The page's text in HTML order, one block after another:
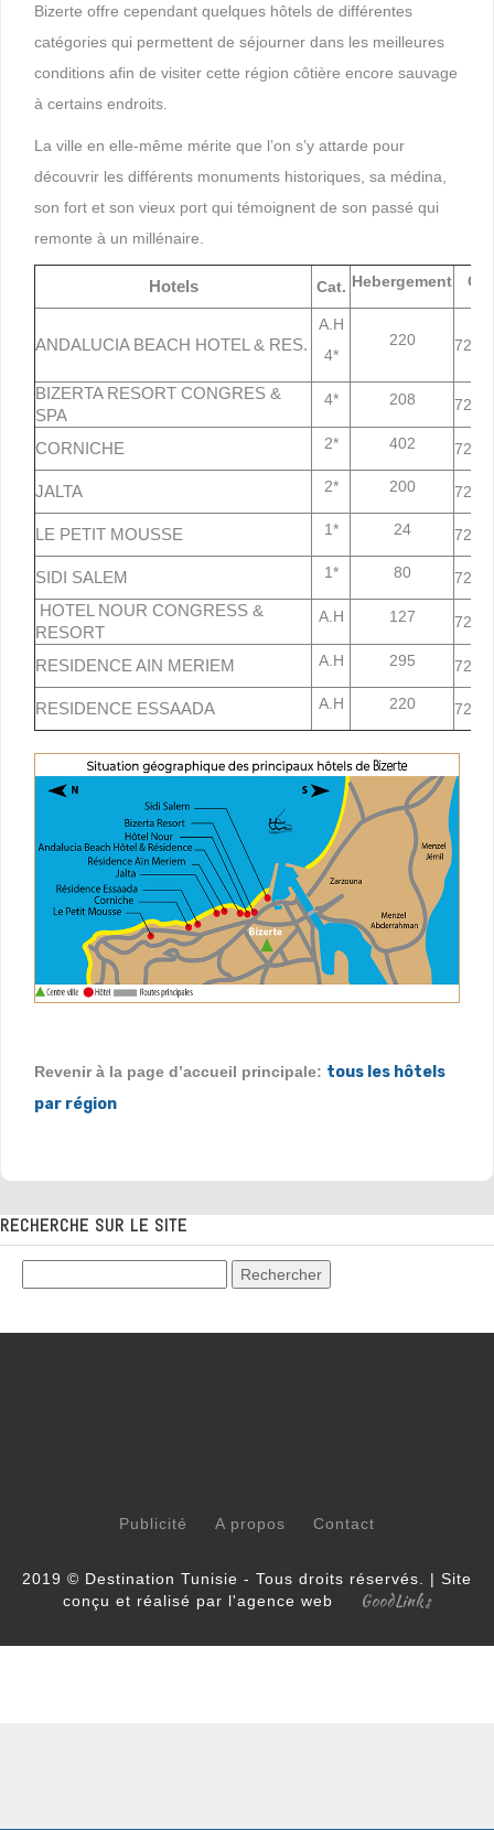
Bizerte offre cependant quelques hôtels de différentes
catégories qui permettent de séjourner dans les meilleures
conditions afin de visiter cette région côtière encore sauvage
à certains endroits.
La ville en elle-même mérite que l’on s’y attarde pour
découvrir les différents monuments historiques, sa médina,
son fort et son vieux port qui témoignent de son passé qui
remonte à un millénaire.
Hotels Cat. Hebergement
ANDALUCIA BEACH HOTEL & RES.
A.H
4*
220 72
BIZERTA RESORT CONGRES &
SPA
4* 208 72
CORNICHE 2* 402 72
JALTA 2* 200 72
LE PETIT MOUSSE 1* 24 72
SIDI SALEM 1* 80 72
HOTEL NOUR CONGRESS &
RESORT
A.H 127 72
RESIDENCE AIN MERIEM A.H 295 72
RESIDENCE ESSAADA A.H 220 72
Revenir à la page d’accueil principale: tous les hôtels
par région
RECHERCHE SUR LE SITE
Publicité A propos Contact
2019 © Destination Tunisie - Tous droits réservés. | Site
conçu et réalisé par l'agence web
GoodLinks